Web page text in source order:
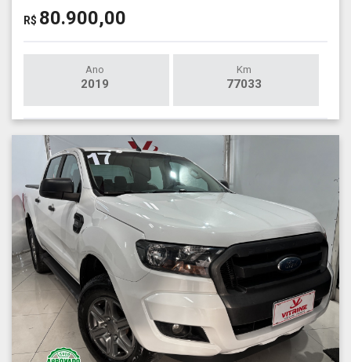
R$ 80.900,00
Ano
2019
Km
77033